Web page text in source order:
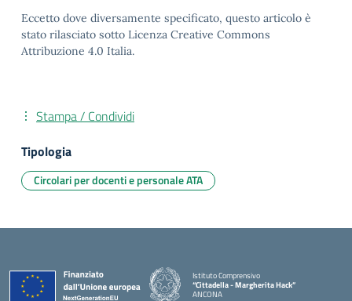
Eccetto dove diversamente specificato, questo articolo è
stato rilasciato sotto Licenza Creative Commons
Attribuzione 4.0 Italia.
Stampa / Condividi
Tipologia
Circolari per docenti e personale ATA
Istituto Comprensivo
“Cittadella - Margherita Hack”
ANCONA